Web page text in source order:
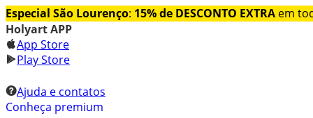
Especial São Lourenço: 15% de DESCONTO EXTRA em
Holyart APP
App Store
Play Store
Ajuda e contatos
Conheça premium